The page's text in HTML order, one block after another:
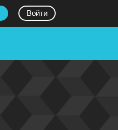
Войти